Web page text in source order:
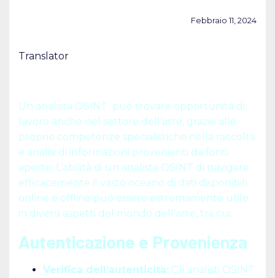
Febbraio 11, 2024
Translator
Un analista OSINT può trovare opportunità di
lavoro anche nel settore dell’arte, grazie alle
proprie competenze specialistiche nella raccolta
e analisi di informazioni provenienti da fonti
aperte. L’abilità di un analista OSINT di navigare
efficacemente il vasto oceano di dati disponibili
online e offline può essere estremamente utile
in diversi aspetti del mondo dell’arte, tra cui:
Autenticazione e Provenienza
Verifica dell’autenticità: Gli analisti OSINT